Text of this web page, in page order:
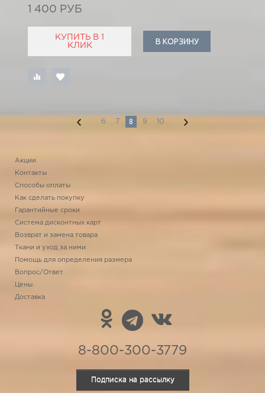
1 400 РУБ
КУПИТЬ В 1
КЛИК
В КОРЗИНУ
6 7 8 9 10
Акции
Контакты
Способы оплаты
Как сделать покупку
Гарантийные сроки
Система дисконтных карт
Возврат и замена товара
Ткани и уход за ними
Помощь для определения размера
Вопрос/Ответ
Цены
Доставка
8-800-300-3779
Подписка на рассылку